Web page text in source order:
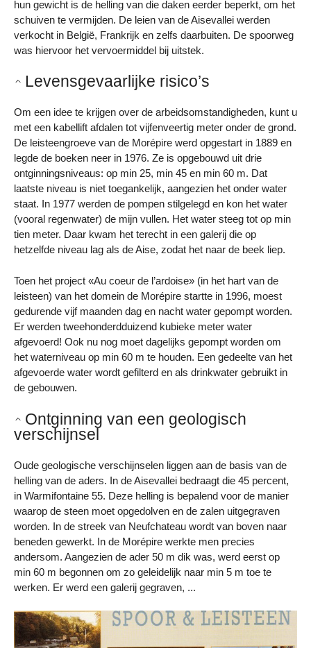
hun gewicht is de helling van die daken eerder beperkt, om het
schuiven te vermijden. De leien van de Aisevallei werden
verkocht in België, Frankrijk en zelfs daarbuiten. De spoorweg
was hiervoor het vervoermiddel bij uitstek.
Levensgevaarlijke risico’s
Om een idee te krijgen over de arbeidsomstandigheden, kunt u
met een kabellift afdalen tot vijfenveertig meter onder de grond.
De leisteengroeve van de Morépire werd opgestart in 1889 en
legde de boeken neer in 1976. Ze is opgebouwd uit drie
ontginningsniveaus: op min 25, min 45 en min 60 m. Dat
laatste niveau is niet toegankelijk, aangezien het onder water
staat. In 1977 werden de pompen stilgelegd en kon het water
(vooral regenwater) de mijn vullen. Het water steeg tot op min
tien meter. Daar kwam het terecht in een galerij die op
hetzelfde niveau lag als de Aise, zodat het naar de beek liep.
Toen het project «Au coeur de l’ardoise» (in het hart van de
leisteen) van het domein de Morépire startte in 1996, moest
gedurende vijf maanden dag en nacht water gepompt worden.
Er werden tweehonderdduizend kubieke meter water
afgevoerd! Ook nu nog moet dagelijks gepompt worden om
het waterniveau op min 60 m te houden. Een gedeelte van het
afgevoerde water wordt gefilterd en als drinkwater gebruikt in
de gebouwen.
Ontginning van een geologisch
verschijnsel
Oude geologische verschijnselen liggen aan de basis van de
helling van de aders. In de Aisevallei bedraagt die 45 percent,
in Warmifontaine 55. Deze helling is bepalend voor de manier
waarop de steen moet opgedolven en de zalen uitgegraven
worden. In de streek van Neufchateau wordt van boven naar
beneden gewerkt. In de Morépire werkte men precies
andersom. Aangezien de ader 50 m dik was, werd eerst op
min 60 m begonnen om zo geleidelijk naar min 5 m toe te
werken. Er werd een galerij gegraven, ...